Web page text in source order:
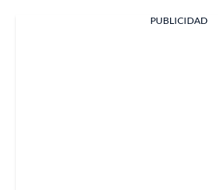
PUBLICIDAD